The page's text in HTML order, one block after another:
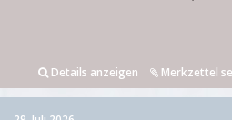
Details anzeigen Merkzettel